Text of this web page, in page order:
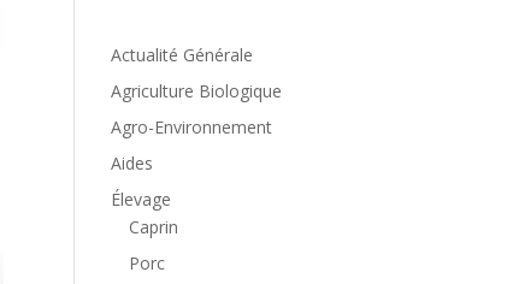
Actualité Générale
Agriculture Biologique
Agro-Environnement
Aides
Élevage
Caprin
Porc